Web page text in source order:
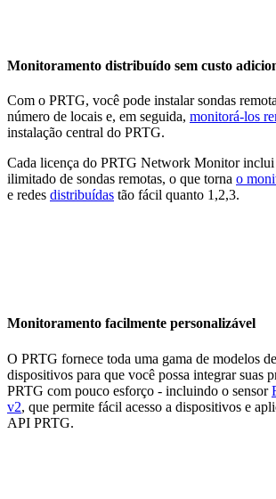
Monitoramento distribuído sem custo
Com o PRTG, você pode instalar sondas
número de locais e, em seguida, monitorá-los
instalação central do PRTG.
Cada licença do PRTG Network Monitor
ilimitado de sondas remotas, o que torna o
e redes distribuídas tão fácil quanto 1,2,3.
Monitoramento facilmente personalizável
O PRTG fornece toda uma gama de modelos
dispositivos para que você possa integrar suas
PRTG com pouco esforço - incluindo o sensor
v2, que permite fácil acesso a dispositivos e
API PRTG.